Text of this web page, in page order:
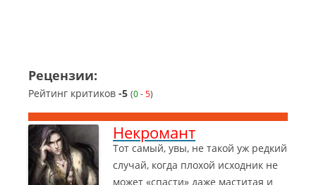
Рецензии:
Рейтинг критиков -5 (0- 5)
Некромант
Тот самый, увы, не такой уж редкий
случай, когда плохой исходник не
может «спасти» даже маститая и